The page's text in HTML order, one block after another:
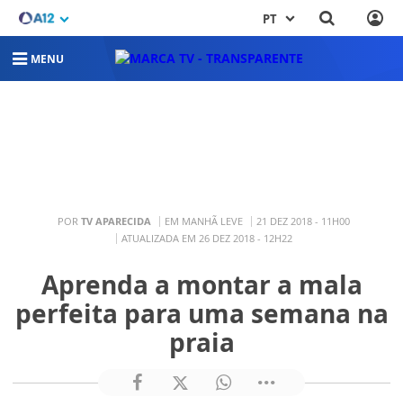
PT
MENU
POR TV APARECIDA EM MANHÃ LEVE
21 DEZ 2018 - 11H00
ATUALIZADA EM 26 DEZ 2018 - 12H22
Aprenda a montar a mala
perfeita para uma semana na
praia